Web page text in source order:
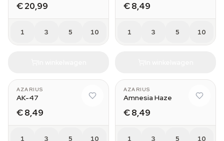
€ 20,99
1 3 5 10
€ 8,49
1 3 5 10
AZARIUS
AK-47
€ 8,49
1 3 5 10
AZARIUS
Amnesia Haze
€ 8,49
1 3 5 10